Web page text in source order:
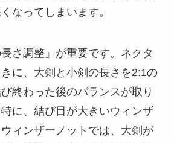
なってしまいます。
さ調整」が重要です。ネクタ
に、大剣と小剣の長さを2:1の
終わった後のバランスが取り
に、結び目が大きいウィンザ
ィンザーノットでは、大剣が